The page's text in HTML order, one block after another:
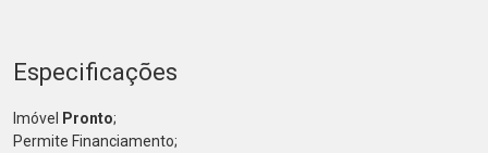
Especificações
Imóvel Pronto;
Permite Financiamento;